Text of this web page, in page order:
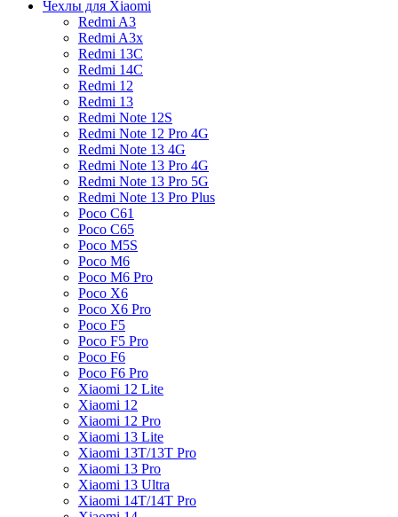
Чехлы для Xiaomi
Redmi A3
Redmi A3x
Redmi 13C
Redmi 14C
Redmi 12
Redmi 13
Redmi Note 12S
Redmi Note 12 Pro 4G
Redmi Note 13 4G
Redmi Note 13 Pro 4G
Redmi Note 13 Pro 5G
Redmi Note 13 Pro Plus
Poco C61
Poco C65
Poco M5S
Poco M6
Poco M6 Pro
Poco X6
Poco X6 Pro
Poco F5
Poco F5 Pro
Poco F6
Poco F6 Pro
Xiaomi 12 Lite
Xiaomi 12
Xiaomi 12 Pro
Xiaomi 13 Lite
Xiaomi 13T/13T Pro
Xiaomi 13 Pro
Xiaomi 13 Ultra
Xiaomi 14T/14T Pro